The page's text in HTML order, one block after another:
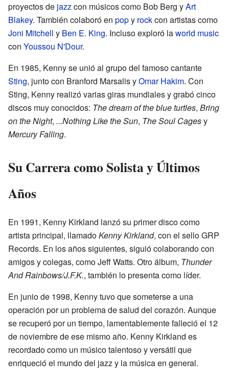
proyectos de jazzcon músicos como Bob Berg yArt
Blakey. También colaboró en popy rockcon artistas como
Joni Mitchell y Ben E. King. Incluso exploró laworld music
con Youssou N'Dour.
En 1985, Kenny se unió al grupo del famoso cantante
Sting, junto con Branford Marsalis yOmar Hakim. Con
Sting, Kenny realizó varias giras mundiales y grabó cinco
discos muy conocidos: The dream of the blue turtles, Bring
on the Night, ...Nothing Like the Sun, The Soul Cagesy
Mercury Falling.
Su Carrera como Solista y Últimos
Años
En 1991, Kenny Kirkland lanzó su primer disco como
artista principal, llamadoKenny Kirkland, con el sello GRP
Records. En los años siguientes, siguió colaborando con
amigos y colegas, como Jeff Watts. Otro álbum, Thunder
And Rainbows/J.F.K., también lo presenta como líder.
En junio de 1998, Kenny tuvo que someterse a una
operación por un problema de salud del corazón. Aunque
se recuperó por un tiempo, lamentablemente falleció el 12
de noviembre de ese mismo año. Kenny Kirkland es
recordado como un músico talentoso y versátil que
enriqueció el mundo del jazz y la música en general.